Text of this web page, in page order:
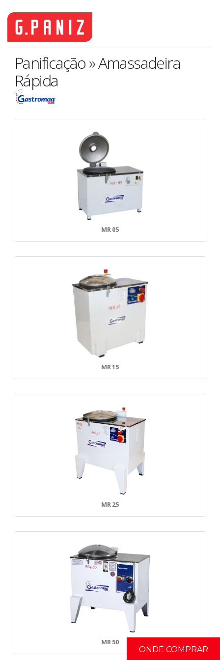
ONDE COMPRAR
Panificação » Amassadeira
Rápida
MR 05
MR 15
MR 25
MR 50